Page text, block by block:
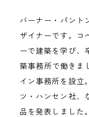
バーナー・パント
ザイナーです。コ
ーで建築を学び、
築事務所で働きま
イン事務所を設立
ツ・ハンセン社、
品を発表しました